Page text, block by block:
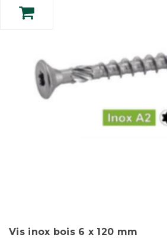
Vis inox bois 6 x 120 mm